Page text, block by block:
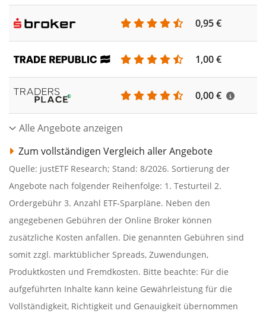
0,95 €
1,00 €
0,00 €
Alle Angebote anzeigen
Zum vollständigen Vergleich aller Angebote
Quelle: justETF Research; Stand: 8/2026. Sortierung der
Angebote nach folgender Reihenfolge: 1. Testurteil 2.
Ordergebühr 3. Anzahl ETF-Sparpläne. Neben den
angegebenen Gebühren der Online Broker können
zusätzliche Kosten anfallen. Die genannten Gebühren sind
somit zzgl. marktüblicher Spreads, Zuwendungen,
Produktkosten und Fremdkosten. Bitte beachte: Für die
aufgeführten Inhalte kann keine Gewährleistung für die
Vollständigkeit, Richtigkeit und Genauigkeit übernommen